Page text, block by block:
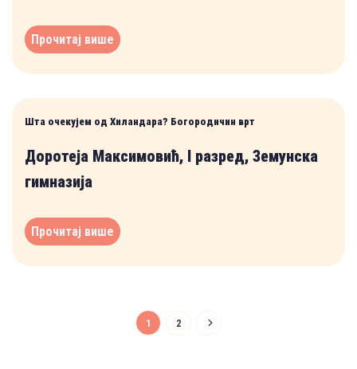
Прочитај више
Шта очекујем од Хиландара? Богородичин врт
Доротеја Максимовић, I разред, Земунска
гимназија
Прочитај више
1 2